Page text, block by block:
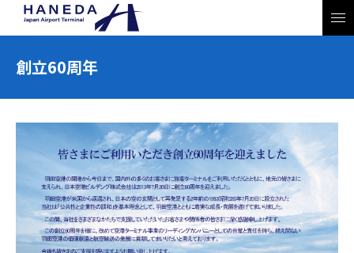
創立60周年